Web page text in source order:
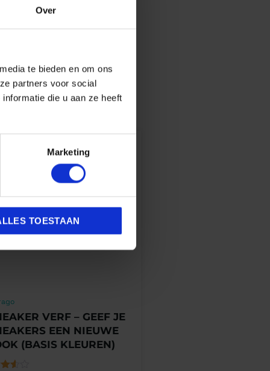
Over
te bieden en om ons
partners voor social
die u aan ze heeft
Marketing
TOESTAAN
VERF – GEEF JE
EEN NIEUWE
(BASIS KLEUREN)